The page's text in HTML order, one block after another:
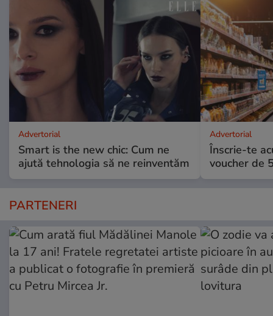
Advertorial
Smart is the new chic: Cum ne
ajută tehnologia să ne reinventăm
Advertorial
Înscrie-te
voucher de
PARTENERI